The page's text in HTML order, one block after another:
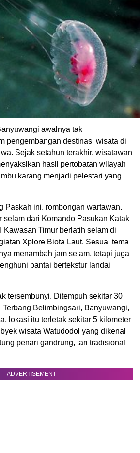
awalnya tak
pengembangan destinasi wisata di
Sejak setahun terakhir, wisatawan
hasil pertobatan wilayah
karang menjadi pelestari yang
Paskah ini, rombongan wartawan,
selam dari Komando Pasukan Katak
Kawasan Timur berlatih selam di
Xplore Biota Laut. Sesuai tema
menambah jam selam, tetapi juga
pantai bertekstur landai
tersembunyi. Ditempuh sekitar 30
Terbang Belimbingsari, Banyuwangi,
lokasi itu terletak sekitar 5 kilometer
wisata Watudodol yang dikenal
penari gandrung, tari tradisional
ADVERTISEMENT